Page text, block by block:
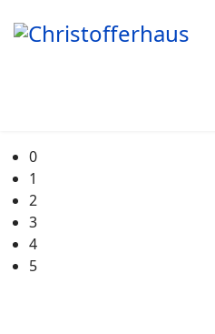
0
1
2
3
4
5